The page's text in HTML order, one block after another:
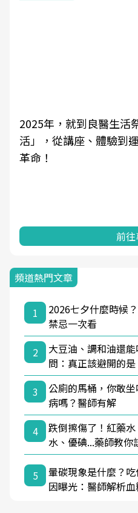
2025年，就到良醫生活
活」，從講座、體驗到
革命！
前
頻道熱門文章
1
2026七夕什麼時候
禁忌一次看
2
大豆油、調和油還
問：真正該避開的是
3
公廁的馬桶，你敢
病嗎？醫師有解
4
跌倒擦傷了！紅藥
水、優碘...藥師教你
5
暈碳現象是什麼？
因曝光：醫師解析